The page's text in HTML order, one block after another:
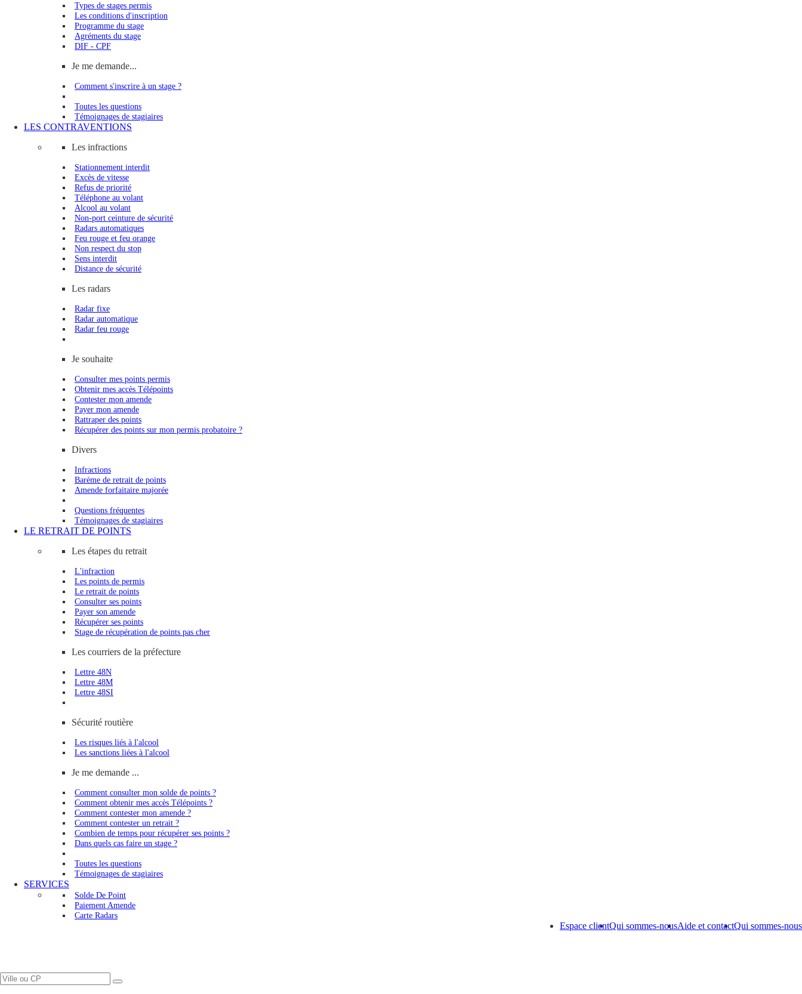
Types de stages permis
Les conditions d'inscription
Programme du stage
Agréments du stage
DIF - CPF
Je me demande...
Comment s'inscrire à un stage ?
Toutes les questions
Témoignages de stagiaires
LES CONTRAVENTIONS
Les infractions
Stationnement interdit
Excès de vitesse
Refus de priorité
Téléphone au volant
Alcool au volant
Non-port ceinture de sécurité
Radars automatiques
Feu rouge et feu orange
Non respect du stop
Sens interdit
Distance de sécurité
Les radars
Radar fixe
Radar automatique
Radar feu rouge
Je souhaite
Consulter mes points permis
Obtenir mes accès Télépoints
Contester mon amende
Payer mon amende
Rattraper des points
Récupérer des points sur mon permis probatoire ?
Divers
Infractions
Barème de retrait de points
Amende forfaitaire majorée
Questions fréquentes
Témoignages de stagiaires
LE RETRAIT DE POINTS
Les étapes du retrait
L'infraction
Les points de permis
Le retrait de points
Consulter ses points
Payer son amende
Récupérer ses points
Stage de récupération de points pas cher
Les courriers de la préfecture
Lettre 48N
Lettre 48M
Lettre 48SI
Sécurité routière
Les risques liés à l'alcool
Les sanctions liées à l'alcool
Je me demande ...
Comment consulter mon solde de points ?
Comment obtenir mes accès Télépoints ?
Comment contester mon amende ?
Comment contester un retrait ?
Combien de temps pour récupérer ses points ?
Dans quels cas faire un stage ?
Toutes les questions
Témoignages de stagiaires
SERVICES
Solde De Point
Paiement Amende
Carte Radars
Qui sommes-nous
Aide et contact
Qui sommes-nous
Espace client